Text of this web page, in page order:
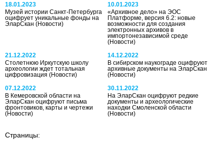
18.01.2023
Музей истории Санкт-Петербурга
оцифрует уникальные фонды на
ЭларСкан (Новости)
10.01.2023
«Архивное дело» на ЭОС
Платформе, версия 6.2: новые
возможности для создания
электронных архивов в
импортонезависимой среде
(Новости)
21.12.2022
Столетнюю Иркутскую школу
археологии ждет тотальная
цифровизация (Новости)
14.12.2022
В сибирском наукограде оцифруют
архивные документы на ЭларСкан
(Новости)
07.12.2022
В Кемеровской области на
ЭларСкан оцифруют письма
фронтовиков, карты и чертежи
(Новости)
30.11.2022
На ЭларСкан оцифруют редкие
документы и археологические
находки Смоленской области
(Новости)
Страницы: